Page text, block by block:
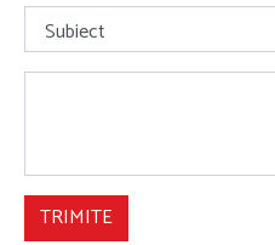
TRIMITE